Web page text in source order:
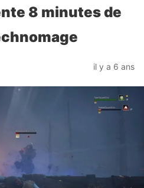
8 minutes de
il y a 6 ans